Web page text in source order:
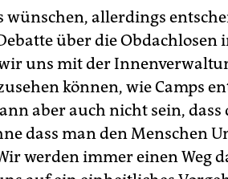
allerdings
über die Obdachlosen
uns mit der
können, wie Camps
aber auch nicht sein, dass
dass man den Menschen
werden immer einen Weg